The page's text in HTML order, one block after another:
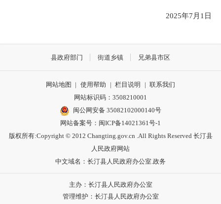
2025年7月1日
县政府部门 街道乡镇 兄弟县市区
网站地图 | 使用帮助 | 栏目说明 | 联系我们
网站标识码：3508210001
闽公网安备 35082102000140号
网站备案号： 闽ICP备14021361号-1
版权所有:Copyright © 2012 Changting.gov.cn .All Rights Reserved 长汀县
人民政府网站
中文域名：长汀县人民政府办公室.政务
主办：长汀县人民政府办公室
管理维护：长汀县人民政府办公室